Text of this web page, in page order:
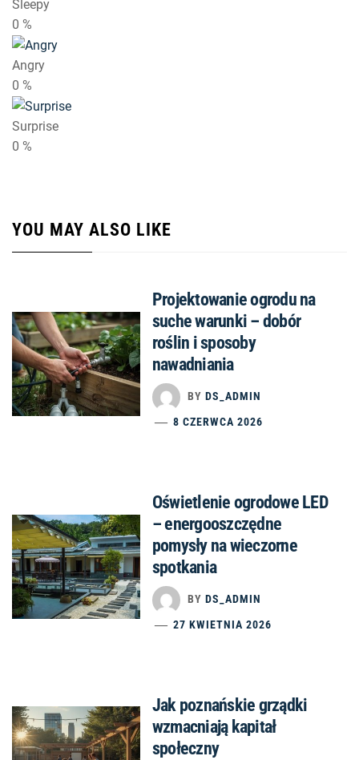
Sleepy
0 %
Angry
0 %
Surprise
0 %
YOU MAY ALSO LIKE
Projektowanie ogrodu na
suche warunki – dobór
roślin i sposoby
nawadniania
BY DS_ADMIN
8 CZERWCA 2026
Oświetlenie ogrodowe LED
– energooszczędne
pomysły na wieczorne
spotkania
BY DS_ADMIN
27 KWIETNIA 2026
Jak poznańskie grządki
wzmacniają kapitał
społeczny